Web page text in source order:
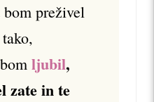
preživel
tako,
ljubil,
zate in te